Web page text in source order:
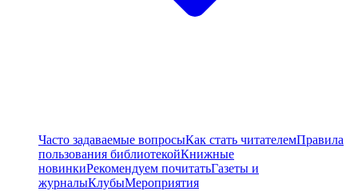
Часто задаваемые вопросыКак стать читателемПравила
пользования библиотекойКнижные
новинкиРекомендуем почитатьГазеты и
журналыКлубыМероприятия